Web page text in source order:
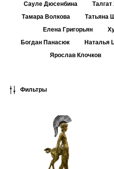
Сауле Дюсенбина
Тамара Волкова
Татьяна
Елена Григорьян
Богдан Панасюк
Наталья
Ярослав Клочков
Фильтры